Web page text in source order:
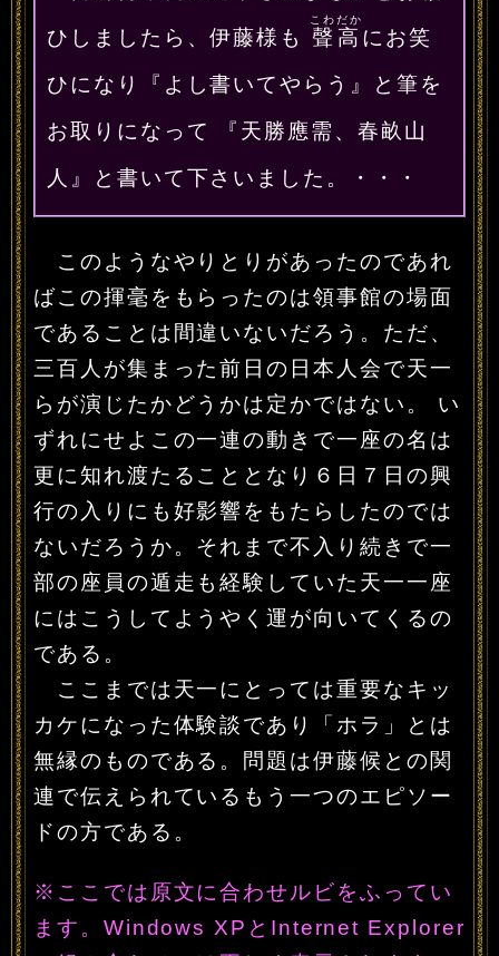
ひしましたら、伊藤様も 聲高
こわだか
にお笑
ひになり『よし書いてやらう』と筆を
お取りになって 『天勝應需、春畝山
人』と書いて下さいました。・・・
このようなやりとりがあったのであれ
ばこの揮毫をもらったのは領事館の場面
であることは間違いないだろう。ただ、
三百人が集まった前日の日本人会で天一
らが演じたかどうかは定かではない。 い
ずれにせよこの一連の動きで一座の名は
更に知れ渡たることとなり６日７日の興
行の入りにも好影響をもたらしたのでは
ないだろうか。それまで不入り続きで一
部の座員の遁走も経験していた天一一座
にはこうしてようやく運が向いてくるの
である。
ここまでは天一にとっては重要なキッ
カケになった体験談であり「ホラ」とは
無縁のものである。問題は伊藤候との関
連で伝えられているもう一つのエピソー
ドの方である。
※ここでは原文に合わせルビをふってい
ます。Windows XPとInternet Explorer